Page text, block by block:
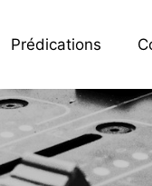
Prédications